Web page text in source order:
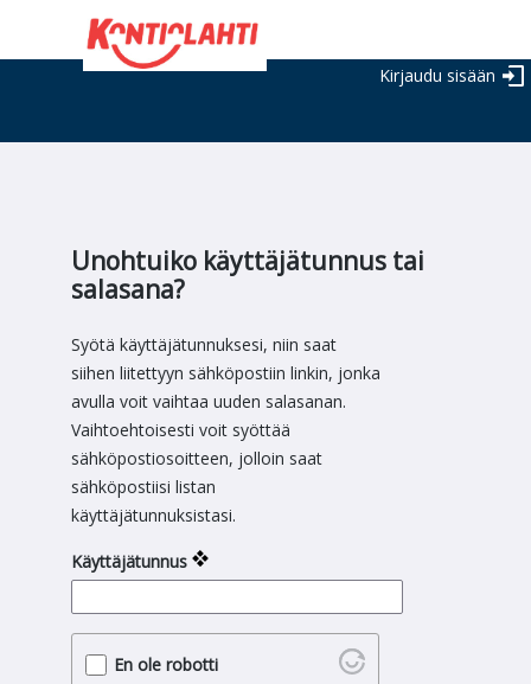
Kirjaudu sisään
Unohtuiko käyttäjätunnus tai
salasana?
Syötä käyttäjätunnuksesi, niin saat
siihen liitettyyn sähköpostiin linkin, jonka
avulla voit vaihtaa uuden salasanan.
Vaihtoehtoisesti voit syöttää
sähköpostiosoitteen, jolloin saat
sähköpostiisi listan
käyttäjätunnuksistasi.
Käyttäjätunnus
En ole robotti